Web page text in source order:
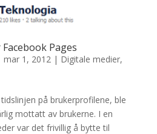
Pages
mar 1, 2012 | Digitale medier,
på brukerprofilene, ble
mottatt av brukerne. I en
var det frivillig å bytte til